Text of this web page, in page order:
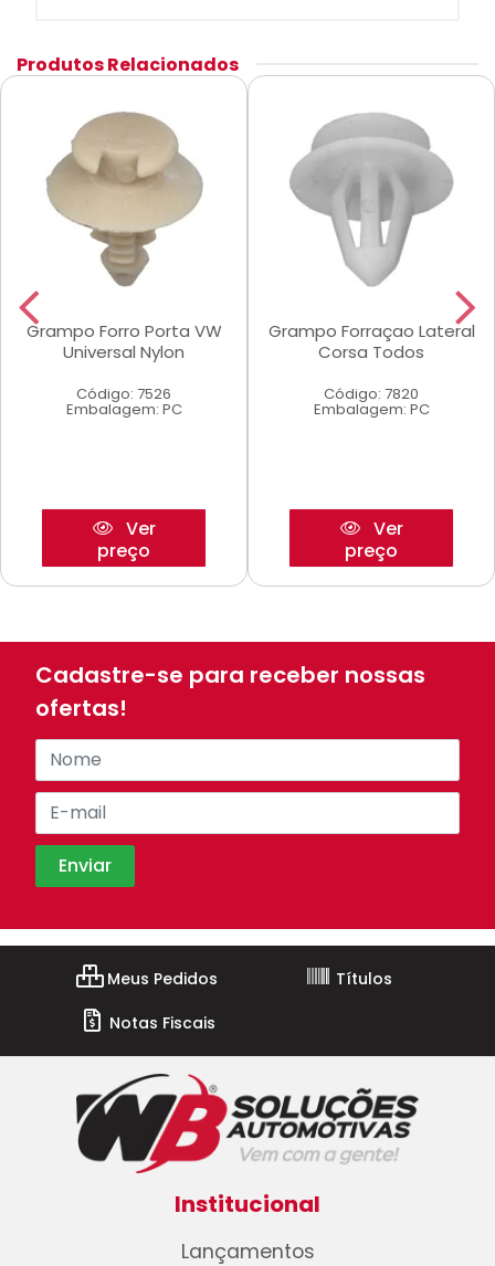
Produtos Relacionados
Grampo Forro Porta VW
Universal Nylon
Código: 7526
Embalagem: PC
Ver
preço
Grampo Forraçao Lateral
Corsa Todos
Código: 7820
Embalagem: PC
Ver
preço
Cadastre-se para receber nossas
ofertas!
Meus Pedidos
Títulos
Notas Fiscais
Institucional
Lançamentos